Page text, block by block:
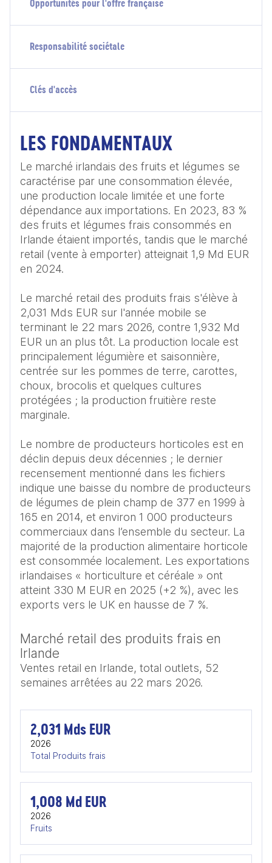
Opportunités pour l'offre française
Responsabilité sociétale
Clés d'accès
LES FONDAMENTAUX
Le marché irlandais des fruits et légumes se
caractérise par une consommation élevée,
une production locale limitée et une forte
dépendance aux importations. En 2023, 83 %
des fruits et légumes frais consommés en
Irlande étaient importés, tandis que le marché
retail (vente à emporter) atteignait 1,9 Md EUR
en 2024.
Le marché retail des produits frais s'élève à
2,031 Mds EUR sur l'année mobile se
terminant le 22 mars 2026, contre 1,932 Md
EUR un an plus tôt. La production locale est
principalement légumière et saisonnière,
centrée sur les pommes de terre, carottes,
choux, brocolis et quelques cultures
protégées ; la production fruitière reste
marginale.
Le nombre de producteurs horticoles est en
déclin depuis deux décennies ; le dernier
recensement mentionné dans les fichiers
indique une baisse du nombre de producteurs
de légumes de plein champ de 377 en 1999 à
165 en 2014, et environ 1 000 producteurs
commerciaux dans l’ensemble du secteur. La
majorité de la production alimentaire horticole
est consommée localement. Les exportations
irlandaises « horticulture et céréale » ont
atteint 330 M EUR en 2025 (+2 %), avec les
exports vers le UK en hausse de 7 %.
Marché retail des produits frais en
Irlande
Ventes retail en Irlande, total outlets, 52
semaines arrêtées au 22 mars 2026.
2,031 Mds EUR
2026
Total Produits frais
1,008 Md EUR
2026
Fruits